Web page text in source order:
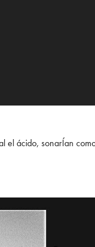
el ácido, sonarÍan